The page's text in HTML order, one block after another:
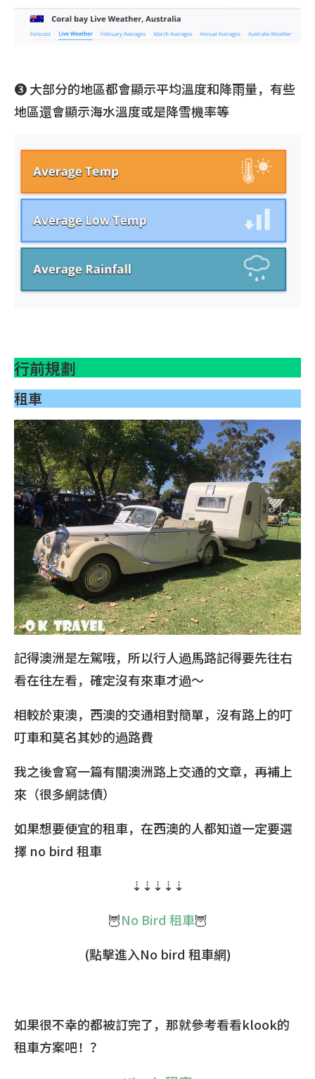
❸ 大部分的地區都會顯示平均溫度和降雨量，有些
地區還會顯示海水溫度或是降雪機率等
行前規劃
租車
記得澳洲是左駕哦，所以行人過馬路記得要先往右
看在往左看，確定沒有來車才過～
相較於東澳，西澳的交通相對簡單，沒有路上的叮
叮車和莫名其妙的過路費
我之後會寫一篇有關澳洲路上交通的文章，再補上
來（很多網誌債）
如果想要便宜的租車，在西澳的人都知道一定要選
擇 no bird 租車
⇣⇣⇣⇣⇣
🦉No Bird 租車🦉
(點擊進入No bird 租車網)
如果很不幸的都被訂完了，那就參考看看klook的
租車方案吧！？